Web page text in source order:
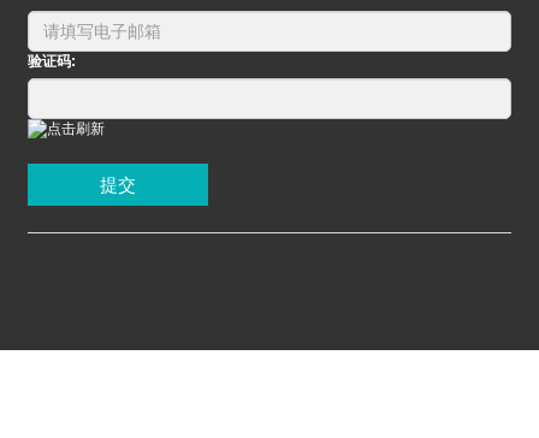
验证码:
提交